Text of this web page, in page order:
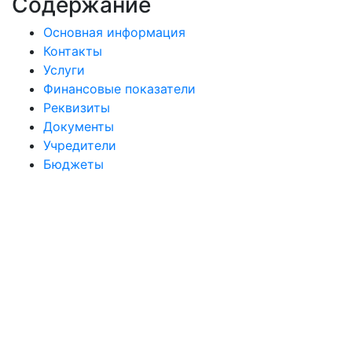
Основная информация
Контакты
Услуги
Финансовые показатели
Реквизиты
Документы
Учредители
Бюджеты